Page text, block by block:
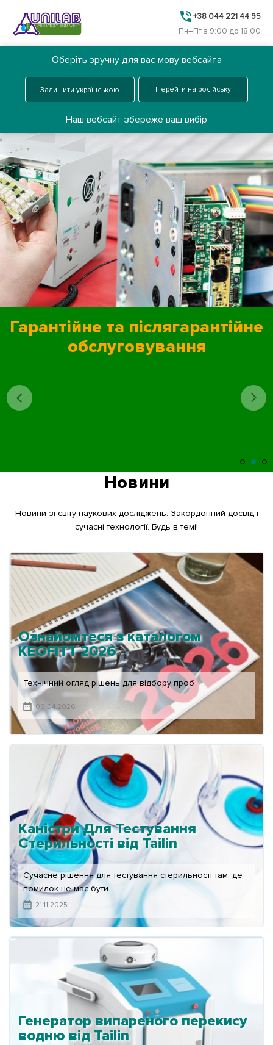
+38 044 221 44 95
Пн–Пт з 9:00 до 18:00
Головна
Каталог
Про нас
Послуги
Партнери
Контакти
Гарантійне та післягарантійне
обслуговування
Новини
Новини зі світу наукових досліджень. Закордонний досвід і
сучасні технології. Будь в темі!
Ознайомтеся з каталогом
KEOFITT 2026
Технічний огляд рішень для відбору проб
06.04.2026
Каністри Для Тестування
Стерильності від Tailin
Сучасне рішення для тестування стерильності там, де
помилок не має бути.
21.11.2025
Генератор випареного перекису
водню від Tailin
Оберіть зручну для вас мову вебсайта
Залишити українською Перейти на російську
Наш вебсайт збереже ваш вибір